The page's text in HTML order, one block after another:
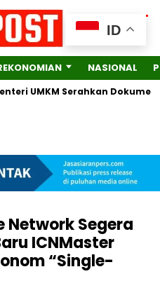
NASIONAL
UMKM Serahkan Dokumen
Network Segera
ICNMaster
“Single-
ID